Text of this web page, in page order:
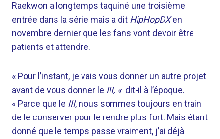
Raekwon a longtemps taquiné une troisième
entrée dans la série mais a dit HipHopDXen
novembre dernier que les fans vont devoir être
patients et attendre.
« Pour l’instant, je vais vous donner un autre projet
avant de vous donner le III, « dit-il à l’époque.
« Parce que le III, nous sommes toujours en train
de le conserver pour le rendre plus fort. Mais étant
donné que le temps passe vraiment, j’ai déjà